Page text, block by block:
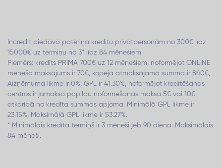
Incredit piedāvā patēriņa kredītu privātpersonām no 300€ līdz
15000€ uz termiņu no 3* līdz 84 mēnešiem
Piemērs: kredīts PRIMA 700€ uz 12 mēnešiem, noformējot ONLINE
mēneša maksājums ir 70€, kopējā atmaksājamā summa ir 840€,
Aizņēmuma likme ir 0%, GPL ir 41.30%, noformējot kreditēšanas
centros ir jāmaksā papildu noformēšanas maksa 5€ vai 10€,
atkarībā no kredīta summas apjoma. Minimālā GPL likme ir
23.15%, Maksimālā GPL likme ir 53.27%.
* Minimālais kredīta termiņš ir 3 mēneši jeb 90 diena. Maksimālais
84 mēneši.